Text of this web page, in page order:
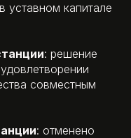
уставном капитале
: решение
совместным
: отменено